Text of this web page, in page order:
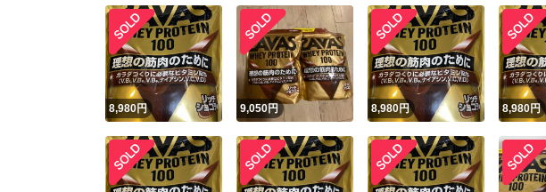
8,980円 9,050円 8,980円 8,980円